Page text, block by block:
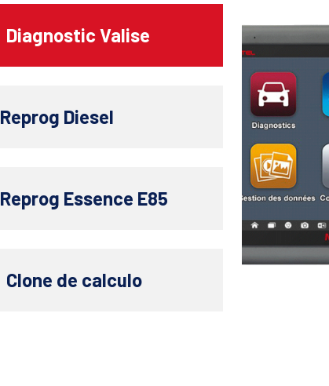
Diagnostic Valise
Reprog Diesel
Reprog Essence E85
Clone de calculo